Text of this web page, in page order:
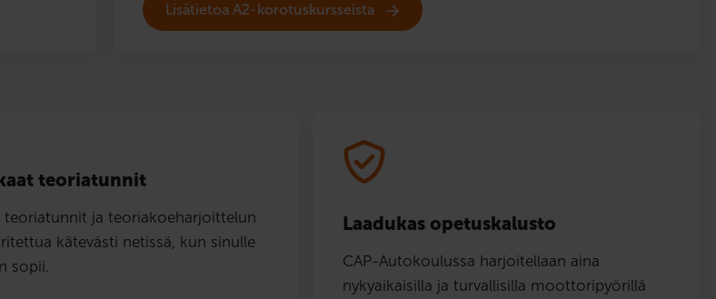
Lisätietoa A2-korotuskursseista
teoriatunnit
teoriatunnit ja teoriakoeharjoittelun
kätevästi netissä, kun sinulle
sopii.
Laadukas opetuskalusto
CAP-Autokoulussa harjoitellaan aina
nykyaikaisilla ja turvallisilla moottoripyörillä